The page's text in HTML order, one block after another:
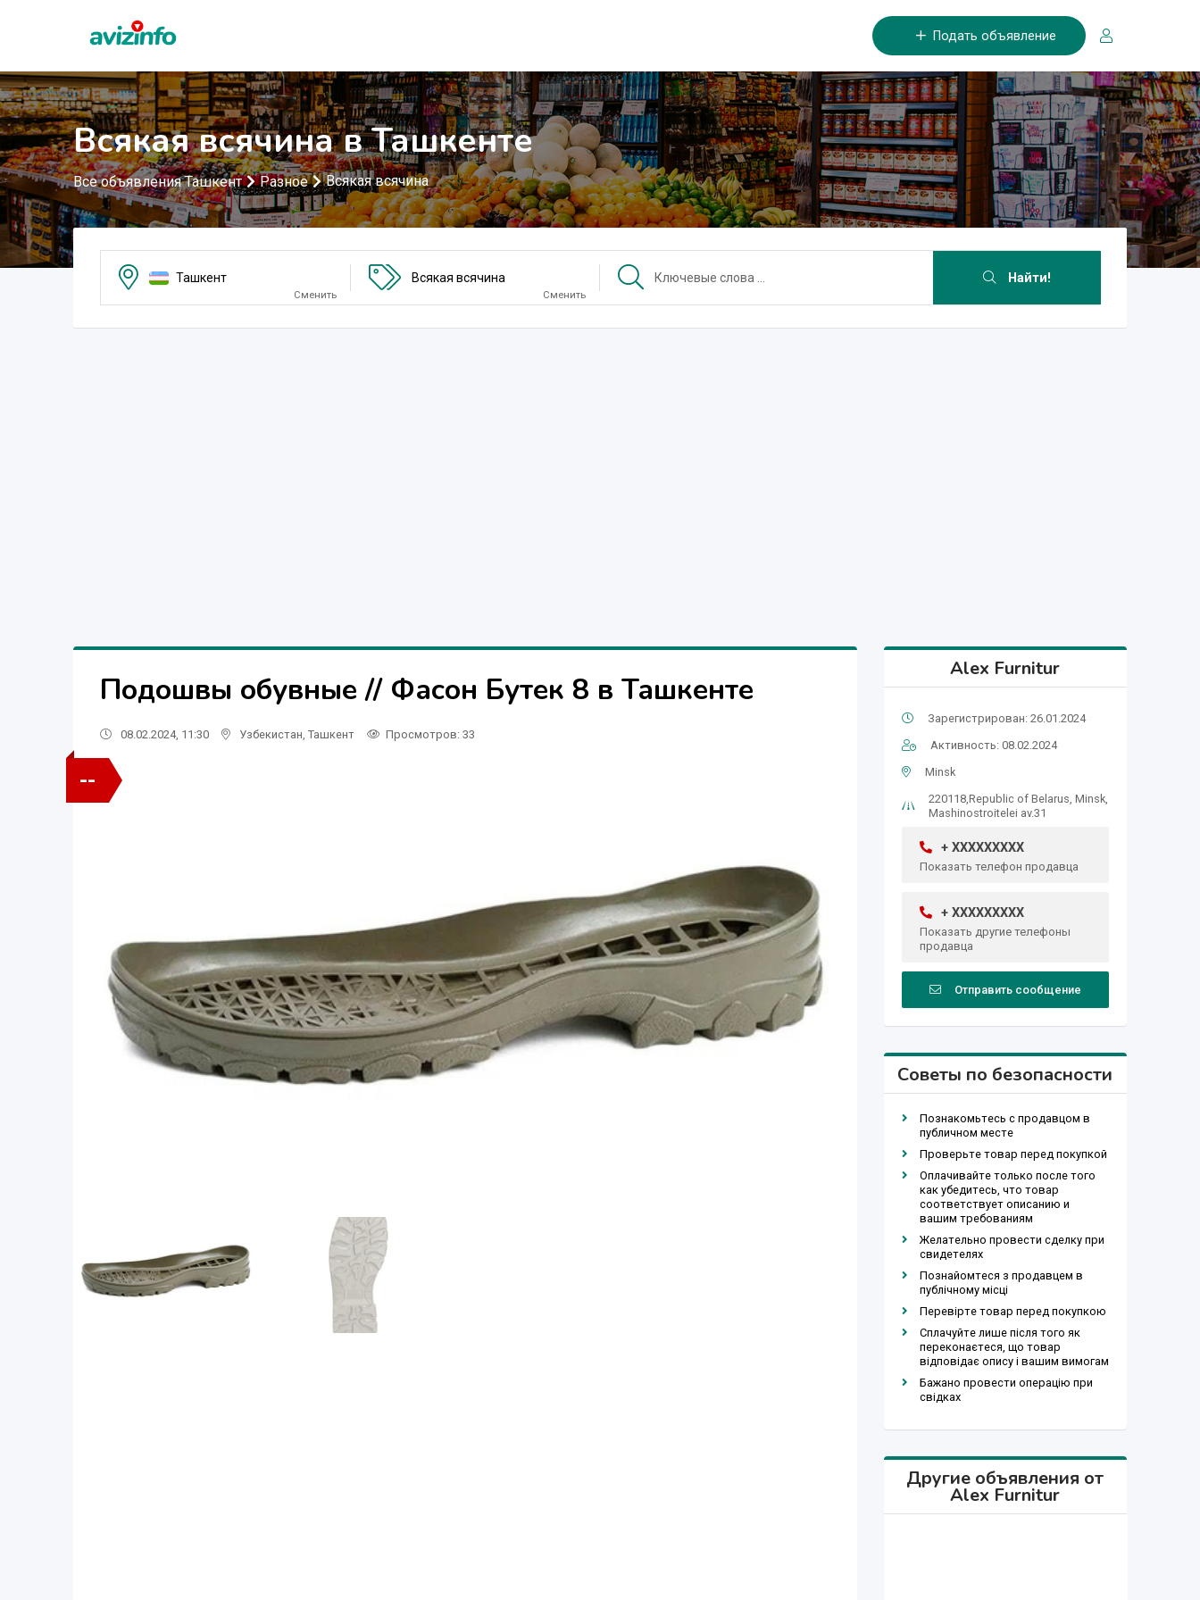
Подать объявление
Всякая всячина в Ташкенте
Все объявления Ташкент Разное Всякая всячина
Ташкент
Сменить
Всякая всячина
Сменить
Найти!
Подошвы обувные // Фасон Бутек 8 в Ташкенте
08.02.2024, 11:30 Узбекистан Ташкент Просмотров: 33
--
Alex Furnitur
Зарегистрирован: 26.01.2024
Активность: 08.02.2024
Minsk
220118,Republic of Belarus, Minsk,
Mashinostroitelei av.31
+ XXXXXXXXX
Показать телефон продавца
+ XXXXXXXXX
Показать другие телефоны
продавца
Отправить сообщение
Советы по безопасности
Познакомьтесь с продавцом в
публичном месте
Проверьте товар перед покупкой
Оплачивайте только после того
как убедитесь, что товар
соответствует описанию и
вашим требованиям
Желательно провести сделку при
свидетелях
Познайомтеся з продавцем в
публічному місці
Перевірте товар перед покупкою
Сплачуйте лише після того як
переконаєтеся, що товар
відповідає опису і вашим вимогам
Бажано провести операцію при
свідках
Другие объявления от
Alex Furnitur